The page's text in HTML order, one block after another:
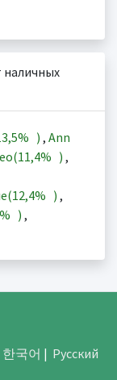
наличных
) , Ann
11,4% ) ,
12,4% ) ,
) ,
한국어 | Русский